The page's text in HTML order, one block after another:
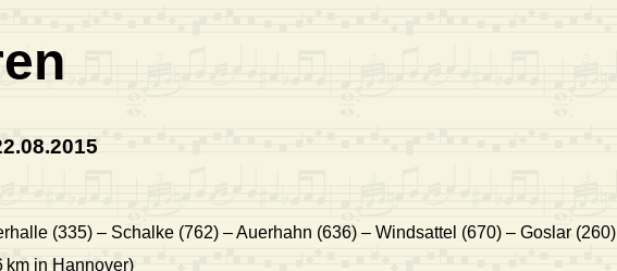
(335) – Schalke (762) – Auerhahn (636) – Windsattel (670) – Goslar (260)
km in Hannover)